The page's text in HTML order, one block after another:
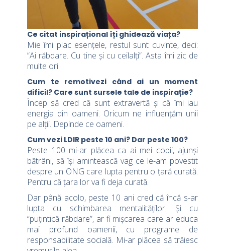
Ce citat inspirațional îți ghidează viața?
Mie îmi plac esențele, restul sunt cuvinte, deci:
“Ai răbdare. Cu tine și cu ceilalți”. Asta îmi zic de
multe ori.
Cum te remotivezi când ai un moment
dificil? Care sunt sursele tale de inspirație?
Încep să cred că sunt extravertă și că îmi iau
energia din oameni. Oricum ne influențăm unii
pe alții. Depinde ce oameni.
Cum vezi LDIR peste 10 ani? Dar peste 100?
Peste 100 mi-ar plăcea ca ai mei copii, ajunși
bătrâni, să își amintească vag ce le-am povestit
despre un ONG care lupta pentru o țară curată.
Pentru că țara lor va fi deja curată.
Dar până acolo, peste 10 ani cred că încă s-ar
lupta cu schimbarea mentalităților. Și cu
“puțintică răbdare”, ar fi mișcarea care ar educa
mai profund oamenii, cu programe de
responsabilitate socială. Mi-ar plăcea să trăiesc